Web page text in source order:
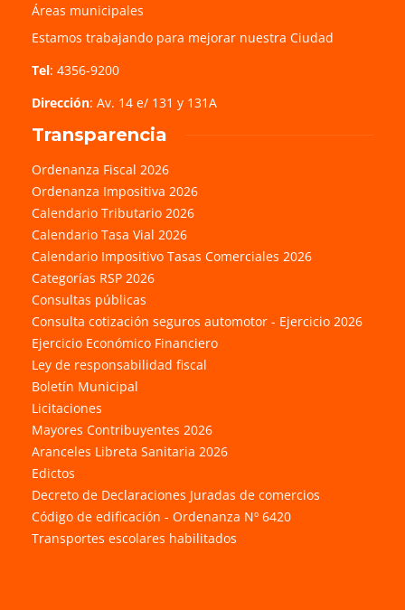
Áreas municipales
Estamos trabajando para mejorar nuestra Ciudad
Tel: 4356-9200
Dirección: Av. 14 e/ 131 y 131A
Transparencia
Ordenanza Fiscal 2026
Ordenanza Impositiva 2026
Calendario Tributario 2026
Calendario Tasa Vial 2026
Calendario Impositivo Tasas Comerciales 2026
Categorías RSP 2026
Consultas públicas
Consulta cotización seguros automotor - Ejercicio 2026
Ejercicio Económico Financiero
Ley de responsabilidad fiscal
Boletín Municipal
Licitaciones
Mayores Contribuyentes 2026
Aranceles Libreta Sanitaria 2026
Edictos
Decreto de Declaraciones Juradas de comercios
Código de edificación - Ordenanza Nº 6420
Transportes escolares habilitados